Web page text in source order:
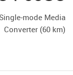
mode Media
Converter (60 km)